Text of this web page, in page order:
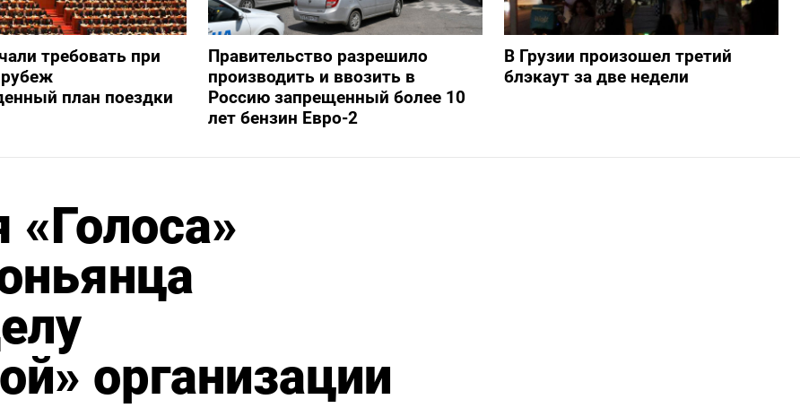
требовать при
план поездки
Правительство разрешило
производить и ввозить в
Россию запрещенный более 10
лет бензин Евро-2
В Грузии произошел третий
блэкаут за две недели
организации